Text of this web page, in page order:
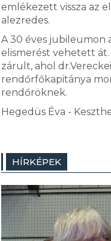
emlékezett vissza az
alezredes.
A 30 éves jubileumon
elismerést vehetett át.
zárult, ahol
rendőrfőkapitánya
rendőröknek.
Hegedüs Éva -
HÍRKÉPEK